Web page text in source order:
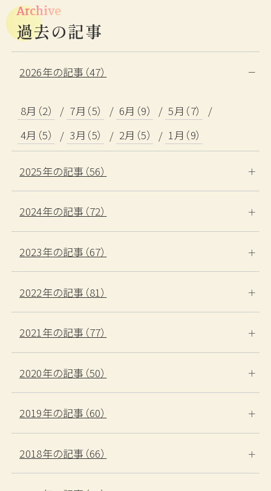
Archive
過去の記事
2026年の記事（47）
8月（2） 7月（5） 6月（9）
5月（7）
4月（5）
3月（5） 2月（5） 1月（9）
2025年の記事（56）
2024年の記事（72）
2023年の記事（67）
2022年の記事（81）
2021年の記事（77）
2020年の記事（50）
2019年の記事（60）
2018年の記事（66）